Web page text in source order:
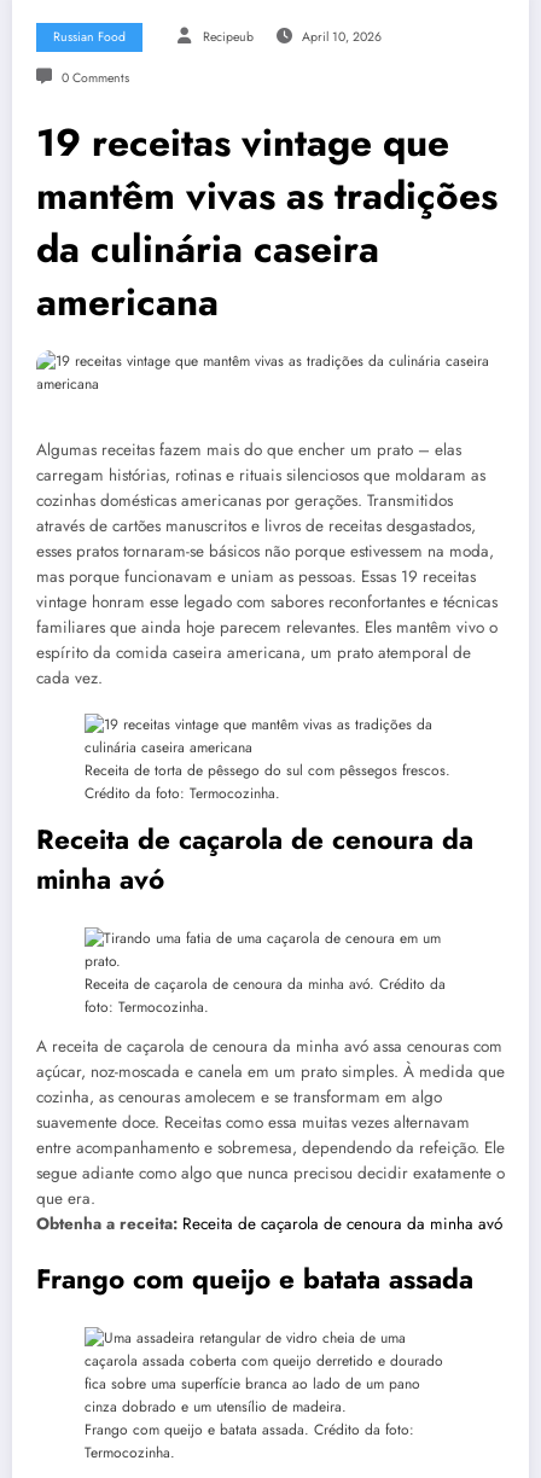
Russian Food Recipeub April 10, 2026
0 Comments
19 receitas vintage que
mantêm vivas as tradições
da culinária caseira
americana
Algumas receitas fazem mais do que encher um prato – elas
carregam histórias, rotinas e rituais silenciosos que moldaram as
cozinhas domésticas americanas por gerações. Transmitidos
através de cartões manuscritos e livros de receitas desgastados,
esses pratos tornaram-se básicos não porque estivessem na moda,
mas porque funcionavam e uniam as pessoas. Essas 19 receitas
vintage honram esse legado com sabores reconfortantes e técnicas
familiares que ainda hoje parecem relevantes. Eles mantêm vivo o
espírito da comida caseira americana, um prato atemporal de
cada vez.
Receita de torta de pêssego do sul com pêssegos frescos.
Crédito da foto: Termocozinha.
Receita de caçarola de cenoura da
minha avó
Receita de caçarola de cenoura da minha avó. Crédito da
foto: Termocozinha.
A receita de caçarola de cenoura da minha avó assa cenouras com
açúcar, noz-moscada e canela em um prato simples. À medida que
cozinha, as cenouras amolecem e se transformam em algo
suavemente doce. Receitas como essa muitas vezes alternavam
entre acompanhamento e sobremesa, dependendo da refeição. Ele
segue adiante como algo que nunca precisou decidir exatamente o
que era.
Obtenha a receita: Receita de caçarola de cenoura da minha avó
Frango com queijo e batata assada
Frango com queijo e batata assada. Crédito da foto:
Termocozinha.